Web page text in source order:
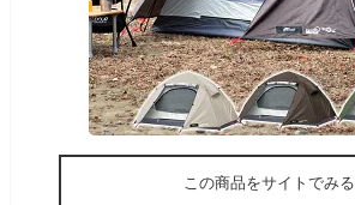
この商品をサイトでみる